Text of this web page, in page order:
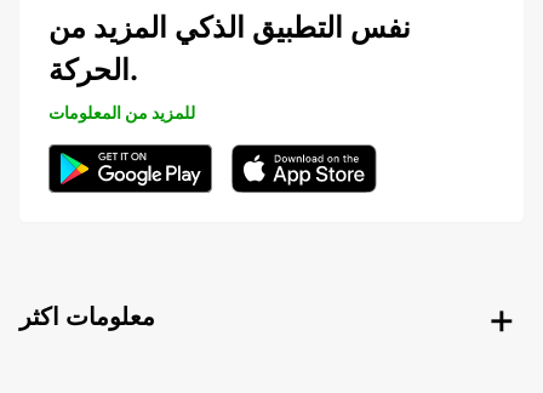
نفس التطبيق الذكي المزيد من
الحركة.
للمزيد من المعلومات
معلومات اكثر